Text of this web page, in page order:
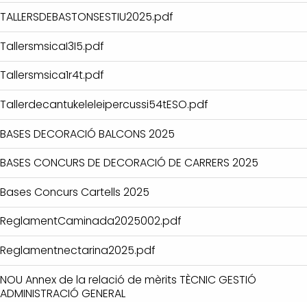
TALLERSDEBASTONSESTIU2025.pdf
TallersmsicaI3I5.pdf
Tallersmsica1r4t.pdf
Tallerdecantukeleleipercussi54tESO.pdf
BASES DECORACIÓ BALCONS 2025
BASES CONCURS DE DECORACIÓ DE CARRERS 2025
Bases Concurs Cartells 2025
ReglamentCaminada2025002.pdf
Reglamentnectarina2025.pdf
NOU Annex de la relació de mèrits TÈCNIC GESTIÓ
ADMINISTRACIÓ GENERAL